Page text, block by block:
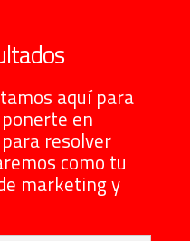
aquí para
en
resolver
como tu
marketing y